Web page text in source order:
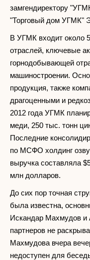
замгендиректору
"Торговый дом УГМК"
В УГМК входит около
отраслей, ключевые
горнодобывающей
машиностроении.
продукция, также
драгоценными и
2012 года УГМК
меди, 250 тыс. тонн
Последние
по МСФО холдинг
выручка составляла
млн долларов.
До сих пор точная
была известна,
Искандар Махмудов и
партнеров не
Махмудова вчера
недоступен для